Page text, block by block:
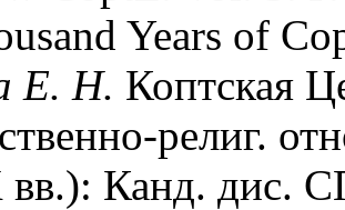
Years of
Е. Н. Коптская
религ.
вв.): Канд. дис.